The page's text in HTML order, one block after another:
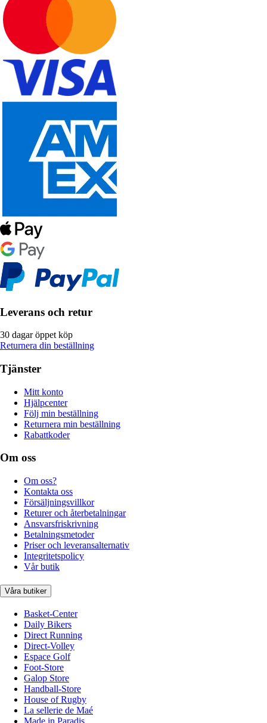
Leverans och retur
30 dagar öppet köp
Returnera din beställning
Tjänster
Mitt konto
Hjälpcenter
Följ min beställning
Returnera min beställning
Rabattkoder
Om oss
Om oss?
Kontakta oss
Försäljningsvillkor
Returer och återbetalningar
Ansvarsfriskrivning
Betalningsmetoder
Priser och leveransalternativ
Integritetspolicy
Vår butik
Våra butiker
Basket-Center
Daily Bikers
Direct Running
Direct-Volley
Espace Golf
Foot-Store
Galop Store
Handball-Store
House of Rugby
La sellerie de Maé
Made in Paradis